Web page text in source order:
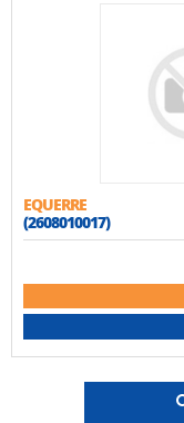
EQUERRE
(2608010017)